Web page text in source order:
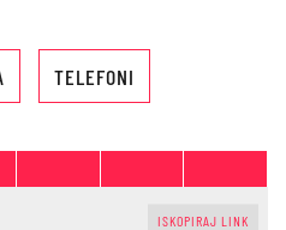
TELEFONI
ISKOPIRAJ LINK